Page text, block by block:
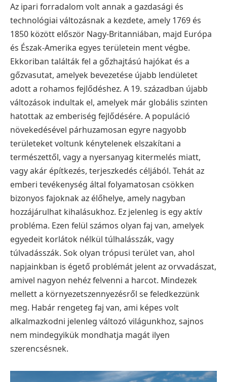
Az ipari forradalom volt annak a gazdasági és
technológiai változásnak a kezdete, amely 1769 és
1850 között először Nagy-Britanniában, majd Európa
és Észak-Amerika egyes területein ment végbe.
Ekkoriban találták fel a gőzhajtású hajókat és a
gőzvasutat, amelyek bevezetése újabb lendületet
adott a rohamos fejlődéshez. A 19. században újabb
változások indultak el, amelyek már globális szinten
hatottak az emberiség fejlődésére. A populáció
növekedésével párhuzamosan egyre nagyobb
területeket voltunk kénytelenek elszakítani a
természettől, vagy a nyersanyag kitermelés miatt,
vagy akár építkezés, terjeszkedés céljából. Tehát az
emberi tevékenység által folyamatosan csökken
bizonyos fajoknak az élőhelye, amely nagyban
hozzájárulhat kihalásukhoz. Ez jelenleg is egy aktív
probléma. Ezen felül számos olyan faj van, amelyek
egyedeit korlátok nélkül túlhalásszák, vagy
túlvadásszák. Sok olyan trópusi terület van, ahol
napjainkban is égető problémát jelent az orvvadászat,
amivel nagyon nehéz felvenni a harcot. Mindezek
mellett a környezetszennyezésről se feledkezzünk
meg. Habár rengeteg faj van, ami képes volt
alkalmazkodni jelenleg változó világunkhoz, sajnos
nem mindegyikük mondhatja magát ilyen
szerencsésnek.